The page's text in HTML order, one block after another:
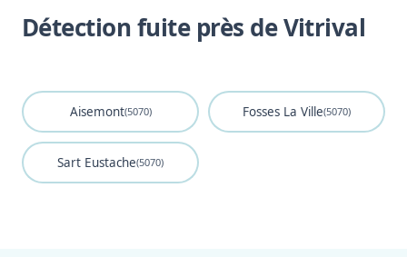
Détection fuite près de Vitrival
Aisemont(5070) Fosses La Ville(5070)
Sart Eustache(5070)